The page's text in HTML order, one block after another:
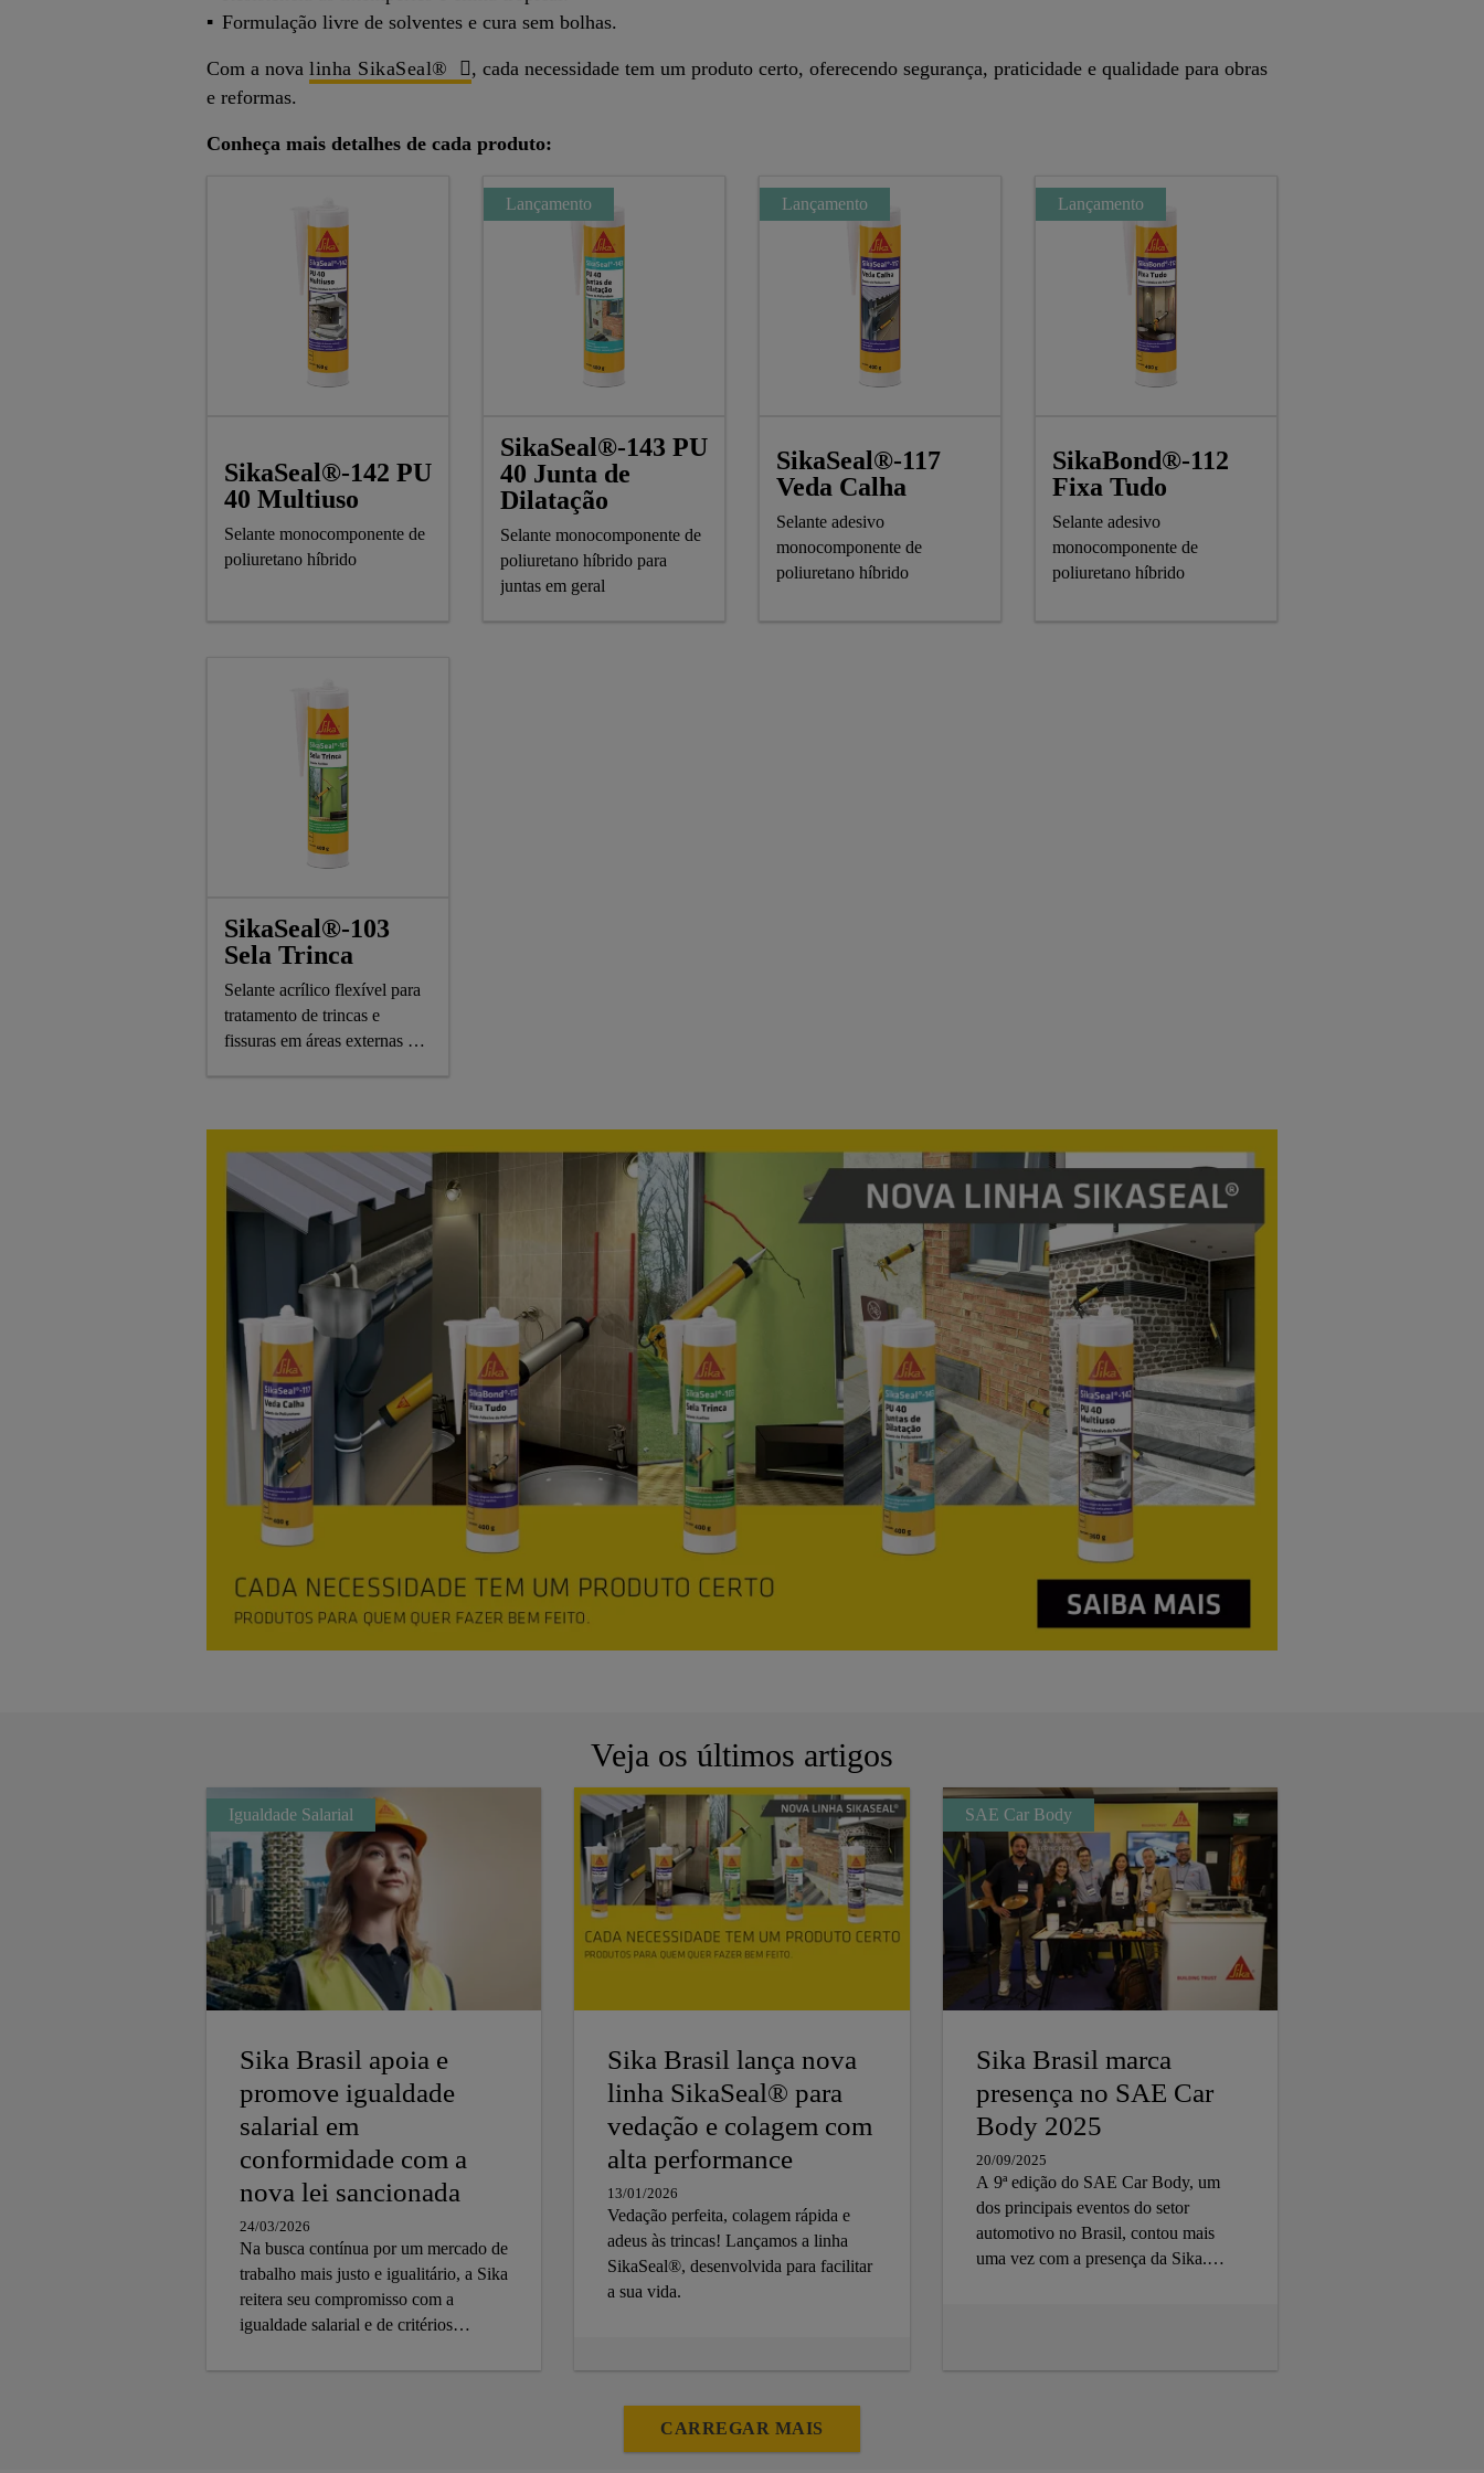
Formulação livre de solventes e cura sem bolhas.
Com a nova linha SikaSeal®
, cada necessidade tem um produto certo, oferecendo segurança, praticidade e qualidade para obras
e reformas.
Conheça mais detalhes de cada produto:
SikaSeal®-142 PU
40 Multiuso
Selante monocomponente de
poliuretano híbrido
SikaSeal®-143 PU
40 Junta de
Dilatação
Selante monocomponente de
poliuretano híbrido para
juntas em geral
Lançamento
SikaSeal®-117
Veda Calha
Selante adesivo
monocomponente de
poliuretano híbrido
Lançamento
SikaBond®-112
Fixa Tudo
Selante adesivo
monocomponente de
poliuretano híbrido
Lançamento
SikaSeal®-103
Sela Trinca
Selante acrílico flexível para
tratamento de trincas e
fissuras em áreas externas e
Veja os últimos artigos
Sika Brasil apoia e
promove igualdade
salarial em
conformidade com a
nova lei sancionada
24/03/2026
Na busca contínua por um mercado de
trabalho mais justo e igualitário, a Sika
reitera seu compromisso com a
igualdade salarial e de critérios
mulheres Seguindo as diretrizes da lei
Igualdade Salarial
Sika Brasil lança nova
linha SikaSeal® para
vedação e colagem com
alta performance
13/01/2026
Vedação perfeita, colagem rápida e
adeus às trincas! Lançamos a linha
SikaSeal®, desenvolvida para facilitar
a sua vida.
Sika Brasil marca
presença no SAE Car
Body 2025
20/09/2025
A 9ª edição do SAE Car Body, um
dos principais eventos do setor
automotivo no Brasil, contou mais
uma vez com a presença da Sika.
SAE Car Body
CARREGAR MAIS